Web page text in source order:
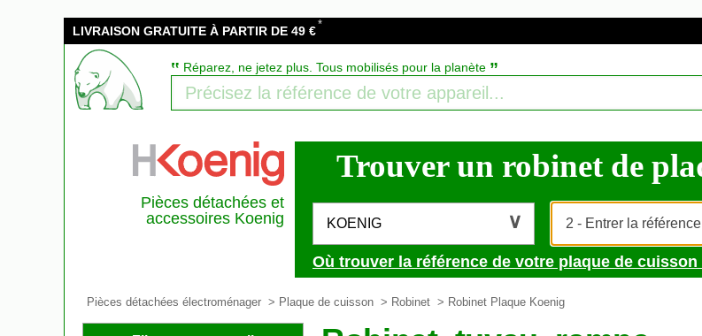
LIVRAISON GRATUITE À PARTIR DE 49 €*
‟ Réparez, ne jetez plus. Tous mobilisés pour la planète ”
Pièces détachées et
accessoires Koenig
Trouver un robinet de
KOENIG
Où trouver la référence de votre plaque de cuisson
Pièces détachées électroménager > Plaque de cuisson > Robinet > Robinet Plaque Koenig